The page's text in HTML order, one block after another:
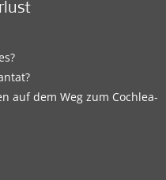
auf dem Weg zum Cochlea-